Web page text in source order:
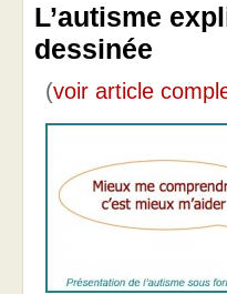
L’autisme
dessinée
(voir article